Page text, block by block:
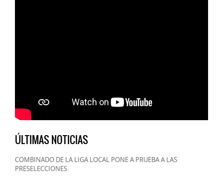
ÚLTIMAS NOTICIAS
COMBINADO DE LA LIGA LOCAL PONE A PRUEBA A LAS
PRESELECCIONES